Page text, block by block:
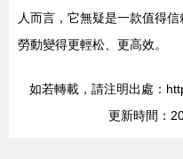
人而言，它無疑是一款值得
勞動變得更輕松、更高效。
如若轉載，請注明出處：
更新時間：